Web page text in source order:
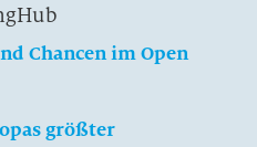
Chancen im Open
größter